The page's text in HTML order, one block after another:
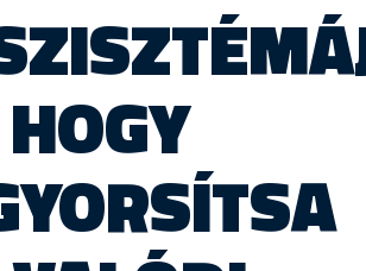
HOGY